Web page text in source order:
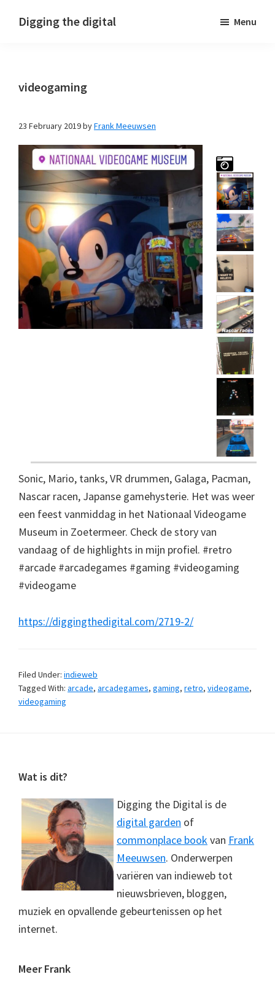
Digging the digital Menu
videogaming
23 February 2019byFrank Meeuwsen
Sonic, Mario, tanks, VR drummen, Galaga, Pacman,
Nascar racen, Japanse gamehysterie. Het was weer
een feest vanmiddag in het Nationaal Videogame
Museum in Zoetermeer. Check de story van
vandaag of de highlights in mijn profiel. #retro
#arcade #arcadegames #gaming #videogaming
#videogame
https://diggingthedigital.com/2719-2/
Filed Under: indieweb
Tagged With: arcade, arcadegames, gaming, retro, videogame,
videogaming
Footer
Wat is dit?
Digging the Digital is de
digital garden of
commonplace bookvan Frank
Meeuwsen. Onderwerpen
variëren van indieweb tot
nieuwsbrieven, bloggen,
muziek en opvallende gebeurtenissen op het
internet.
Meer Frank